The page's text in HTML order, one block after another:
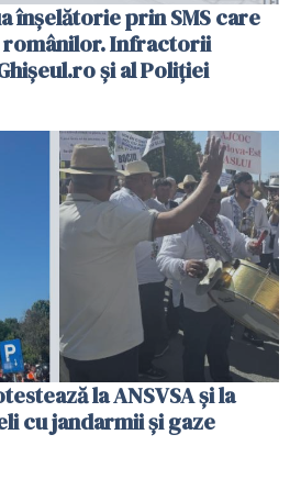
înșelătorie prin SMS care
Infractorii
și al Poliției
la ANSVSA și la
cu jandarmii și gaze